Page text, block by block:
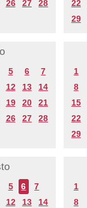
26 27
28
22
29
5 6
7
12 13
14
19 20
21
26 27
28
1
8
15
22
29
5 6
7
12 13
14
1
8